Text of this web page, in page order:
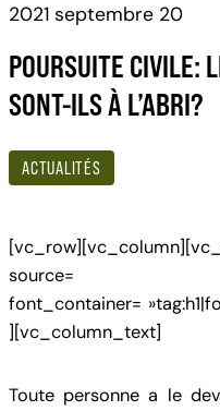
ACTUALITÉS
POURSUITE CIVILE:
SONT-ILS À L’ABRI?
2021 septembre 20
source=
font_container=
][vc_column_text]
Toute personne a le